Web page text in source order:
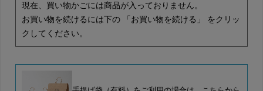
現在、買い物かごには商品が入っておりません。
お買い物を続けるには下の 「お買い物を続ける」 をクリッ
クしてください。